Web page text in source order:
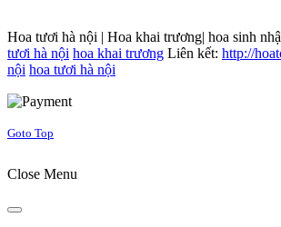
Hoa tươi hà nội | Hoa khai trương| hoa sinh
tươi hà nội hoa khai trương Liên kết: http://
nội hoa tươi hà nội
Goto Top
Close Menu